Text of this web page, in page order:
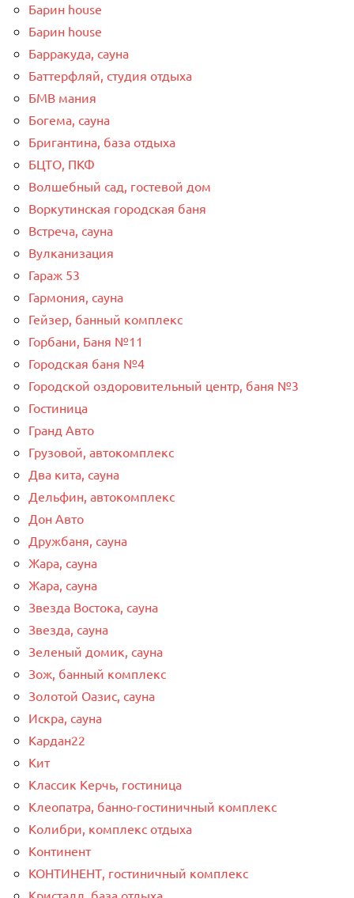
Барин house
Барин house
Барракуда, сауна
Баттерфляй, студия отдыха
БМВ мания
Богема, сауна
Бригантина, база отдыха
БЦТО, ПКФ
Волшебный сад, гостевой дом
Воркутинская городская баня
Встреча, сауна
Вулканизация
Гараж 53
Гармония, сауна
Гейзер, банный комплекс
Горбани, Баня №11
Городская баня №4
Городской оздоровительный центр, баня №3
Гостиница
Гранд Авто
Грузовой, автокомплекс
Два кита, сауна
Дельфин, автокомплекс
Дон Авто
Дружбаня, сауна
Жара, сауна
Жара, сауна
Звезда Востока, сауна
Звезда, сауна
Зеленый домик, сауна
Зож, банный комплекс
Золотой Оазис, сауна
Искра, сауна
Кардан22
Кит
Классик Керчь, гостиница
Клеопатра, банно-гостиничный комплекс
Колибри, комплекс отдыха
Континент
КОНТИНЕНТ, гостиничный комплекс